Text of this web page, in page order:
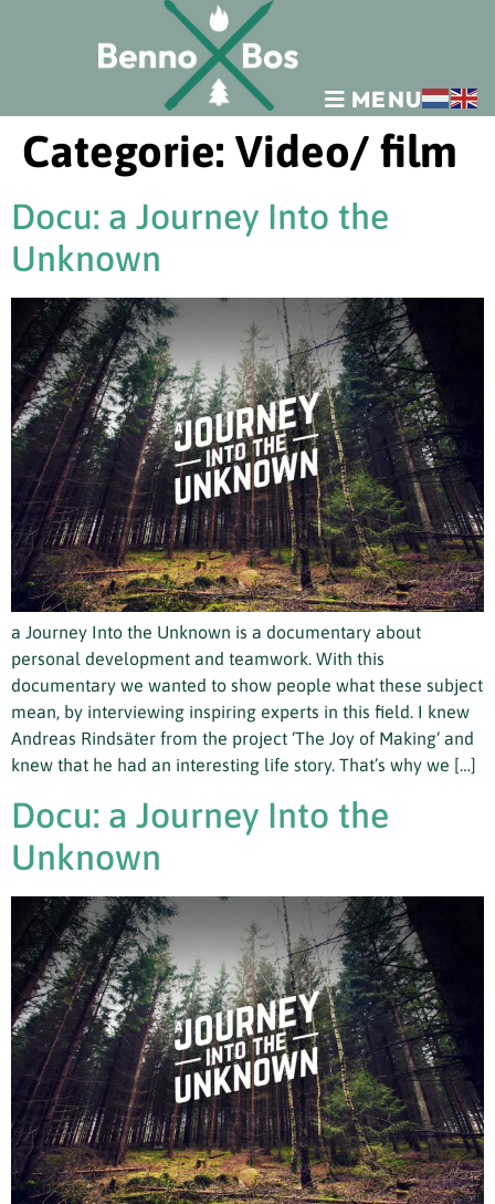
MENU
Categorie: Video/ film
Docu: a Journey Into the
Unknown
a Journey Into the Unknown is a documentary about
personal development and teamwork. With this
documentary we wanted to show people what these subject
mean, by interviewing inspiring experts in this field. I knew
Andreas Rindsäter from the project ‘The Joy of Making‘ and
knew that he had an interesting life story. That’s why we […]
Docu: a Journey Into the
Unknown